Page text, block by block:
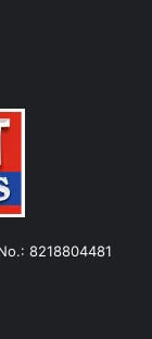
8218804481